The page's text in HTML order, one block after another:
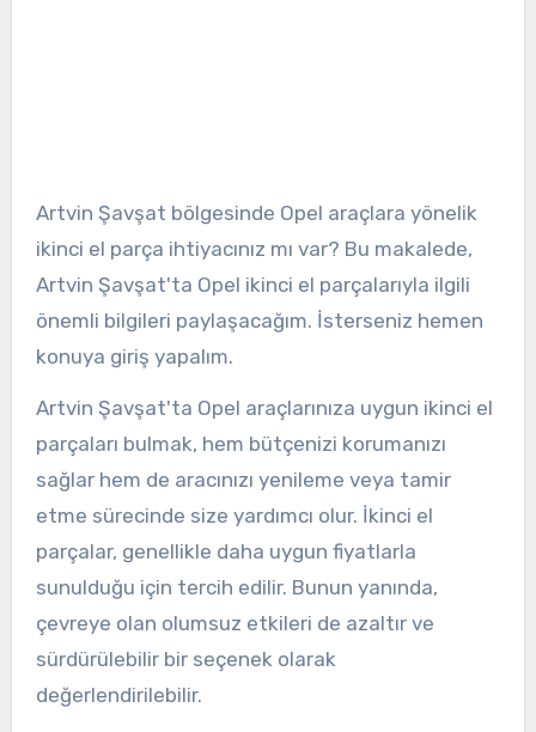
Artvin Şavşat bölgesinde Opel araçlara yönelik
ikinci el parça ihtiyacınız mı var? Bu makalede,
Artvin Şavşat'ta Opel ikinci el parçalarıyla ilgili
önemli bilgileri paylaşacağım. İsterseniz hemen
konuya giriş yapalım.
Artvin Şavşat'ta Opel araçlarınıza uygun ikinci el
parçaları bulmak, hem bütçenizi korumanızı
sağlar hem de aracınızı yenileme veya tamir
etme sürecinde size yardımcı olur. İkinci el
parçalar, genellikle daha uygun fiyatlarla
sunulduğu için tercih edilir. Bunun yanında,
çevreye olan olumsuz etkileri de azaltır ve
sürdürülebilir bir seçenek olarak
değerlendirilebilir.